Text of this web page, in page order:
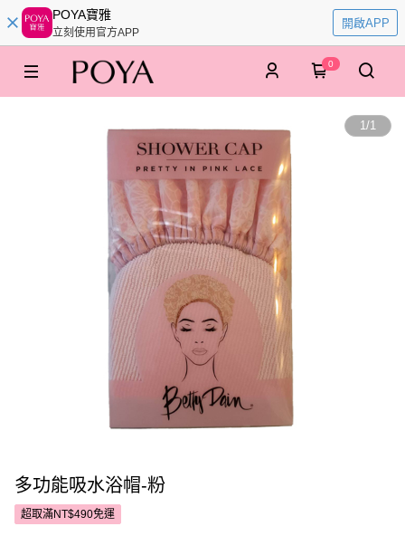
POYA寶雅
立刻使用官方APP
開啟APP
0
1/1
多功能吸水浴帽-粉
超取滿NT$490免運